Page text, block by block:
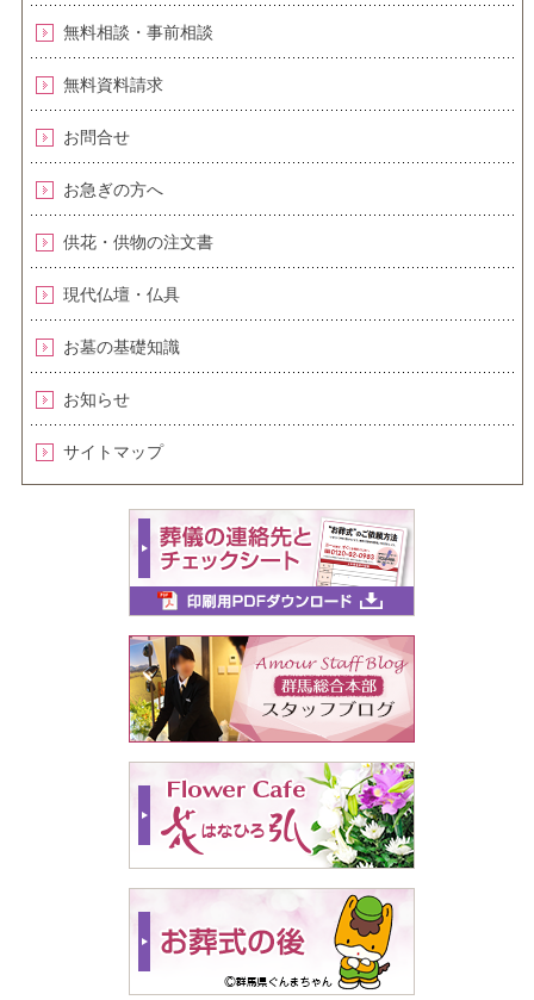
無料相談・事前相談
無料資料請求
お問合せ
お急ぎの方へ
供花・供物の注文書
現代仏壇・仏具
お墓の基礎知識
お知らせ
サイトマップ